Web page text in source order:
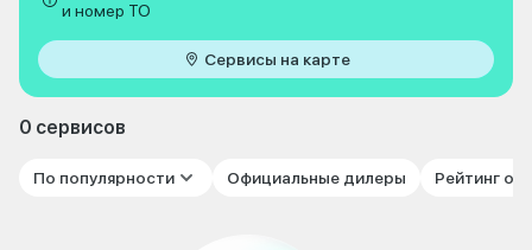
и номер ТО
Сервисы на карте
0 сервисов
По популярности Официальные дилеры Рейтинг